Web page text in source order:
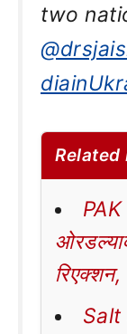
two
Related
रिएक्शन,
Salt